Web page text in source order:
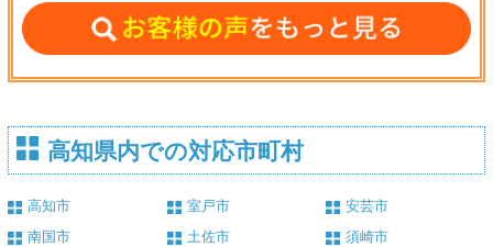
高知県内での対応市町村
高知市 室戸市
安芸市
南国市
土佐市
須崎市